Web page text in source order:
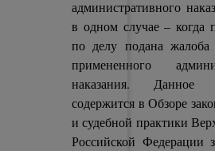
административного
в одном случае – когда
по делу подана жалоба
примененного
наказания. Данное
содержится в Обзоре
и судебной практики
Российской Федерации